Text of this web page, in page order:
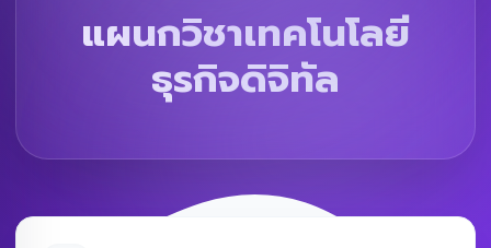
แผนกวิชาเทคโนโลยี
ธุรกิจดิจิทัล